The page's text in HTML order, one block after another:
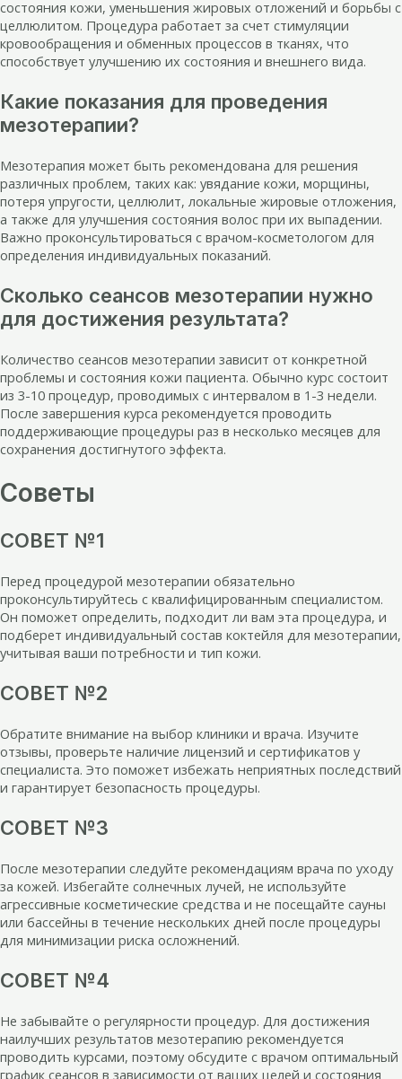
состояния кожи, уменьшения жировых отложений и борьбы с
целлюлитом. Процедура работает за счет стимуляции
кровообращения и обменных процессов в тканях, что
способствует улучшению их состояния и внешнего вида.
Какие показания для проведения
мезотерапии?
Мезотерапия может быть рекомендована для решения
различных проблем, таких как: увядание кожи, морщины,
потеря упругости, целлюлит, локальные жировые отложения,
а также для улучшения состояния волос при их выпадении.
Важно проконсультироваться с врачом-косметологом для
определения индивидуальных показаний.
Сколько сеансов мезотерапии нужно
для достижения результата?
Количество сеансов мезотерапии зависит от конкретной
проблемы и состояния кожи пациента. Обычно курс состоит
из 3-10 процедур, проводимых с интервалом в 1-3 недели.
После завершения курса рекомендуется проводить
поддерживающие процедуры раз в несколько месяцев для
сохранения достигнутого эффекта.
Советы
СОВЕТ №1
Перед процедурой мезотерапии обязательно
проконсультируйтесь с квалифицированным специалистом.
Он поможет определить, подходит ли вам эта процедура, и
подберет индивидуальный состав коктейля для мезотерапии,
учитывая ваши потребности и тип кожи.
СОВЕТ №2
Обратите внимание на выбор клиники и врача. Изучите
отзывы, проверьте наличие лицензий и сертификатов у
специалиста. Это поможет избежать неприятных последствий
и гарантирует безопасность процедуры.
СОВЕТ №3
После мезотерапии следуйте рекомендациям врача по уходу
за кожей. Избегайте солнечных лучей, не используйте
агрессивные косметические средства и не посещайте сауны
или бассейны в течение нескольких дней после процедуры
для минимизации риска осложнений.
СОВЕТ №4
Не забывайте о регулярности процедур. Для достижения
наилучших результатов мезотерапию рекомендуется
проводить курсами, поэтому обсудите с врачом оптимальный
график сеансов в зависимости от ваших целей и состояния